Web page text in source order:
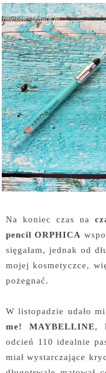
Na koniec czas na
pencil ORPHICA
sięgałam, jednak od
mojej kosmetyczce,
pożegnać.
W listopadzie udało
me! MAYBELLINE,
odcień 110 idealnie
miał wystarczające